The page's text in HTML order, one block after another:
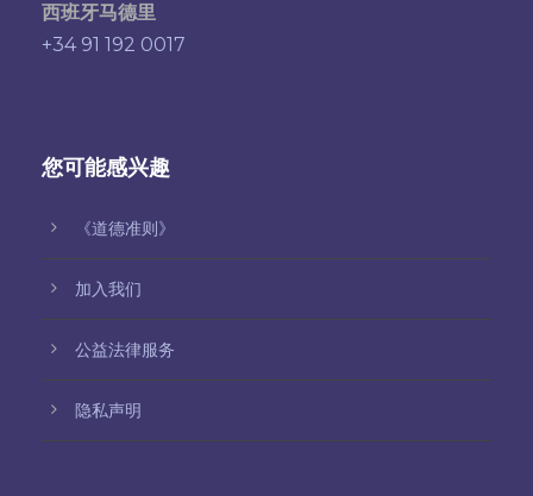
西班牙马德里
+34 91 192 0017
您可能感兴趣
《道德准则》
加入我们
公益法律服务
隐私声明